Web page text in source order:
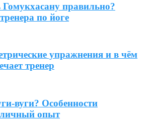
правильно?
по йоге
упражнения и в чём
тренер
вуги? Особенности
опыт